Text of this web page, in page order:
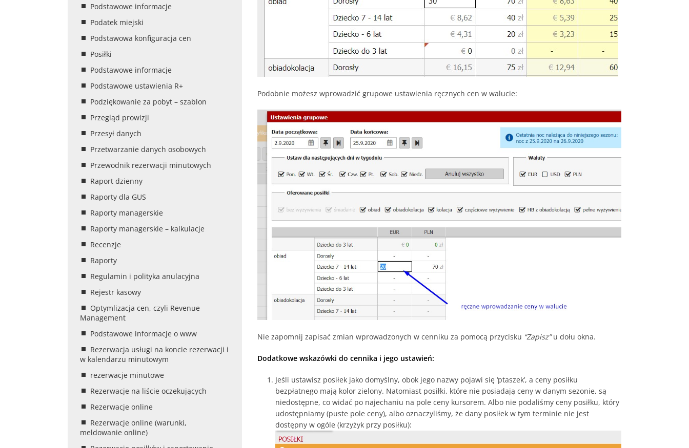
Podstawowe informacje
Podatek miejski
Podstawowa konfiguracja cen
Posiłki
Podstawowe informacje
Podstawowe ustawienia R+
Podziękowanie za pobyt – szablon
Przegląd prowizji
Przesył danych
Przetwarzanie danych osobowych
Przewodnik rezerwacji minutowych
Raport dzienny
Raporty dla GUS
Raporty managerskie
Raporty managerskie – kalkulacje
Recenzje
Raporty
Regulamin i polityka anulacyjna
Rejestr kasowy
Optymlizacja cen, czyli Revenue
Management
Podstawowe informacje o www
Rezerwacja usługi na koncie rezerwacji i
w kalendarzu minutowym
rezerwacje minutowe
Rezerwacje na liście oczekujących
Rezerwacje online
Rezerwacje online (warunki,
meldowanie online)
Podobnie możesz wprowadzić grupowe ustawienia ręcznych cen w walucie:
Nie zapomnij zapisać zmian wprowadzonych w cenniku za pomocą przycisku “Zapisz”u dołu okna.
Dodatkowe wskazówki do cennika i jego ustawień:
Jeśli ustawisz posiłek jako domyślny, obok jego nazwy pojawi się ‘ptaszek’, a ceny posiłku
bezpłatnego mają kolor zielony. Natomiast posiłki, które nie posiadają ceny w danym sezonie, są
niedostępne, co widać po najechaniu na pole ceny kursorem. Albo nie podaliśmy ceny posiłku, który
udostępniamy (puste pole ceny), albo oznaczyliśmy, że dany posiłek w tym terminie nie jest
dostępny w ogóle (krzyżyk przy posiłku):